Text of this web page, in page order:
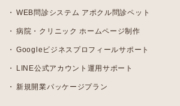
WEB問診システム アポクル問診ペット
病院・クリニック ホームページ制作
Googleビジネスプロフィールサポート
LINE公式アカウント運用サポート
新規開業パッケージプラン